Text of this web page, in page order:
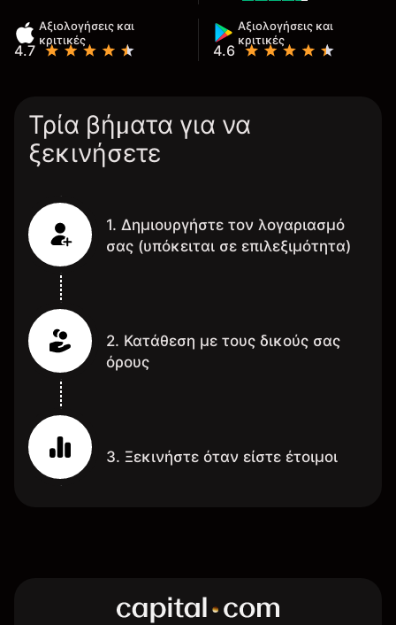
Αξιολογήσεις και
κριτικές
4.7
Αξιολογήσεις και
κριτικές
4.6
Τρία βήματα για να
ξεκινήσετε
1. Δημιουργήστε τον λογαριασμό
σας (υπόκειται σε επιλεξιμότητα)
2. Κατάθεση με τους δικούς σας
όρους
3. Ξεκινήστε όταν είστε έτοιμοι